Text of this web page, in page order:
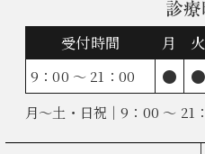
診療
受付時間 月 火
9：00 ～ 21：00 ● ●
月～土・日祝｜9：00 ～ 21